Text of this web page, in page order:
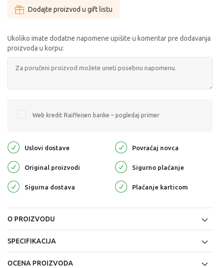
Dodajte proizvod u gift listu
Ukoliko imate dodatne napomene upišite u komentar pre dodavanja
proizvoda u korpu:
Web kredit Raiffeisen banke – pogledaj primer
Uslovi dostave Povraćaj novca
Original proizvodi Sigurno plaćanje
Sigurna dostava Plaćanje karticom
O PROIZVODU
SPECIFIKACIJA
OCENA PROIZVODA